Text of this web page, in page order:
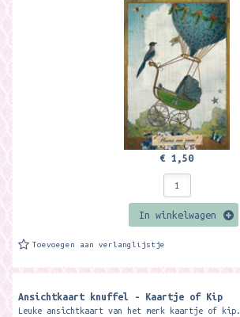
€ 1,50
In winkelwagen
Toevoegen aan verlanglijstje
Ansichtkaart knuffel - Kaartje of Kip
Leuke ansichtkaart van het merk kaartje of kip.